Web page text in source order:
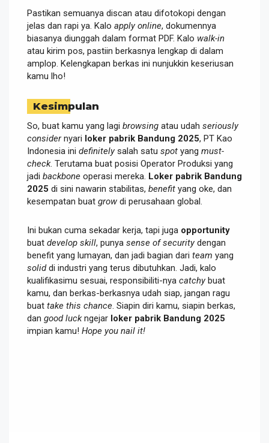
Pastikan semuanya discan atau difotokopi dengan
jelas dan rapi ya. Kalo apply online, dokumennya
biasanya diunggah dalam format PDF. Kalo walk-in
atau kirim pos, pastiin berkasnya lengkap di dalam
amplop. Kelengkapan berkas ini nunjukkin keseriusan
kamu lho!
Kesimpulan
So, buat kamu yang lagi browsing atau udah seriously
considernyari loker pabrik Bandung 2025, PT Kao
Indonesia ini definitelysalah satu spot yang must-
check. Terutama buat posisi Operator Produksi yang
jadi backbone operasi mereka. Loker pabrik Bandung
2025 di sini nawarin stabilitas, benefit yang oke, dan
kesempatan buat grow di perusahaan global.
Ini bukan cuma sekadar kerja, tapi juga opportunity
buat develop skill, punya sense of securitydengan
benefit yang lumayan, dan jadi bagian dari team yang
soliddi industri yang terus dibutuhkan. Jadi, kalo
kualifikasimu sesuai, responsibiliti-nya catchybuat
kamu, dan berkas-berkasnya udah siap, jangan ragu
buat take this chance . Siapin diri kamu, siapin berkas,
dan good luckngejar loker pabrik Bandung 2025
impian kamu! Hope you nail it!